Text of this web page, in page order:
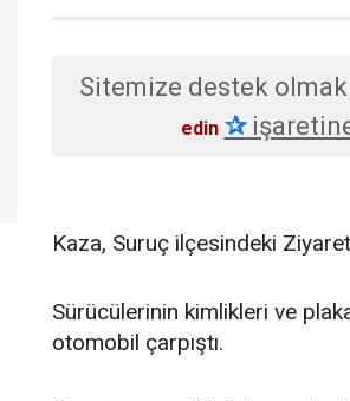
Sitemize destek
edin ✰işaretine
Kaza, Suruç ilçesindeki
Sürücülerinin kimlikleri ve
otomobil çarpıştı.